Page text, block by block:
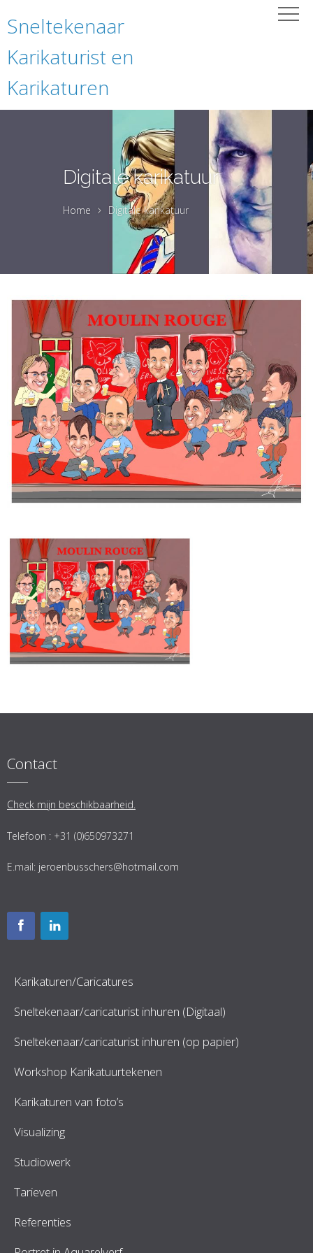
Sneltekenaar
Karikaturist en
Karikaturen
Digitale karikatuur
Home Digitale karikatuur
Contact
Check mijn beschikbaarheid.
Telefoon : +31 (0)650973271
E.mail: jeroenbusschers@hotmail.com
Karikaturen/Caricatures
Sneltekenaar/caricaturist inhuren (Digitaal)
Sneltekenaar/caricaturist inhuren (op papier)
Workshop Karikatuurtekenen
Karikaturen van foto’s
Visualizing
Studiowerk
Tarieven
Referenties